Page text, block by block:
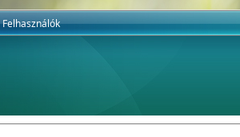
Felhasználók